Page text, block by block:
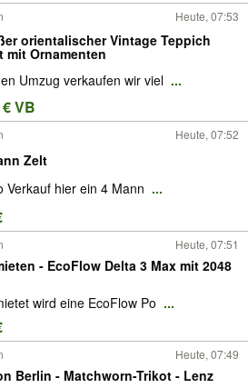
Heute, 07:53
orientalischer Vintage Teppich
mit Ornamenten
Umzug verkaufen wir viel ...
VB
Heute, 07:52
Zelt
Verkauf hier ein 4 Mann ...
Heute, 07:51
Delta 3 Max mit 2048
wird eine EcoFlow Po ...
Heute, 07:49
Berlin - Matchworn-Trikot - Lenz